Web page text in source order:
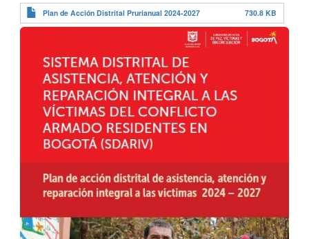
Plan de Acción Distrital Prurianual 2024-2027 730.8 KB